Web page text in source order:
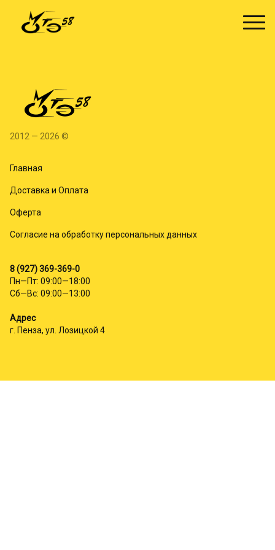
2012 — 2026 ©
Главная
Доставка и Оплата
Оферта
Согласие на обработку персональных данных
8 (927) 369-369-0
Пн—Пт: 09:00—18:00
Сб—Вс: 09:00—13:00
Адрес
г. Пенза, ул. Лозицкой 4